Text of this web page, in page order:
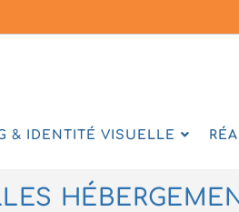
& IDENTITÉ VISUELLE